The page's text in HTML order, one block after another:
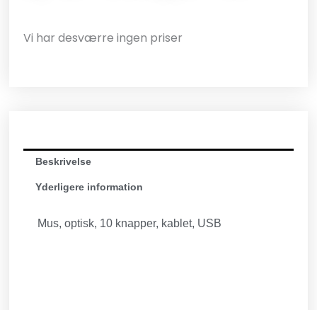
Vi har desværre ingen priser
Beskrivelse
Yderligere information
Mus, optisk, 10 knapper, kablet, USB